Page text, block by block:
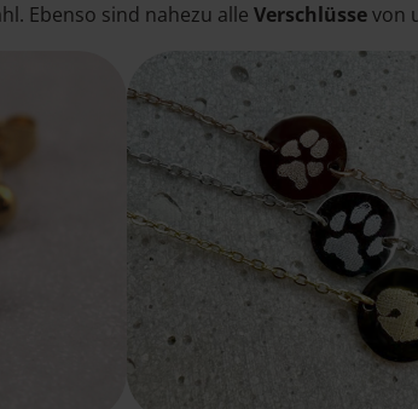
Ebenso sind nahezu alle Verschlüssevon